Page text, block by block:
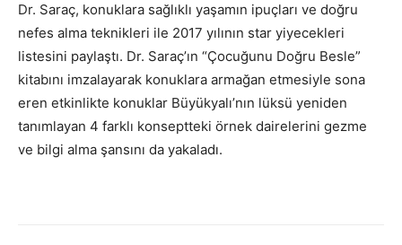
Dr. Saraç, konuklara sağlıklı yaşamın ipuçları ve doğru
nefes alma teknikleri ile 2017 yılının star yiyecekleri
listesini paylaştı. Dr. Saraç’ın “Çocuğunu Doğru Besle”
kitabını imzalayarak konuklara armağan etmesiyle sona
eren etkinlikte konuklar Büyükyalı’nın lüksü yeniden
tanımlayan 4 farklı konseptteki örnek dairelerini gezme
ve bilgi alma şansını da yakaladı.